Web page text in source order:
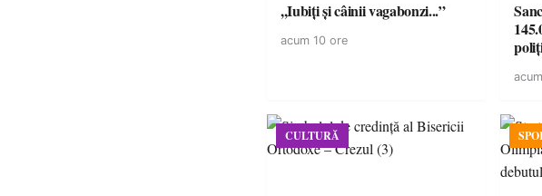
,,Iubiți și câinii vagabonzi...”
acum 10 ore
CULTURĂ